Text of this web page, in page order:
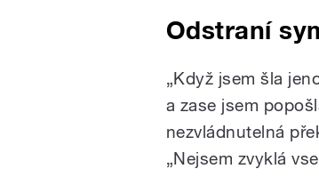
Odstraní
„Když jsem šla
a zase jsem
nezvládnutelná
„Nejsem zvyklá